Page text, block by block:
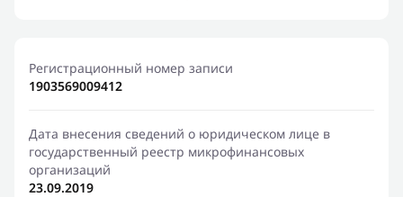
Регистрационный номер записи
1903569009412
Дата внесения сведений о юридическом лице в
государственный реестр микрофинансовых
организаций
23.09.2019